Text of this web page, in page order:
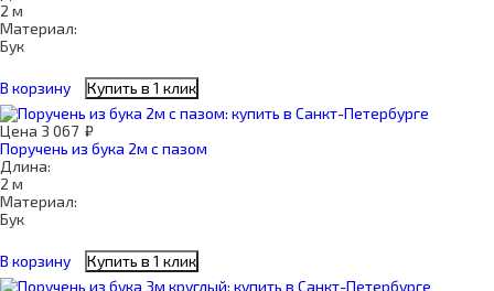
2 м
Материал:
Бук
В корзину Купить в 1 клик
Цена 3 067 ₽
Поручень из бука 2м с пазом
Длина:
2 м
Материал:
Бук
В корзину Купить в 1 клик